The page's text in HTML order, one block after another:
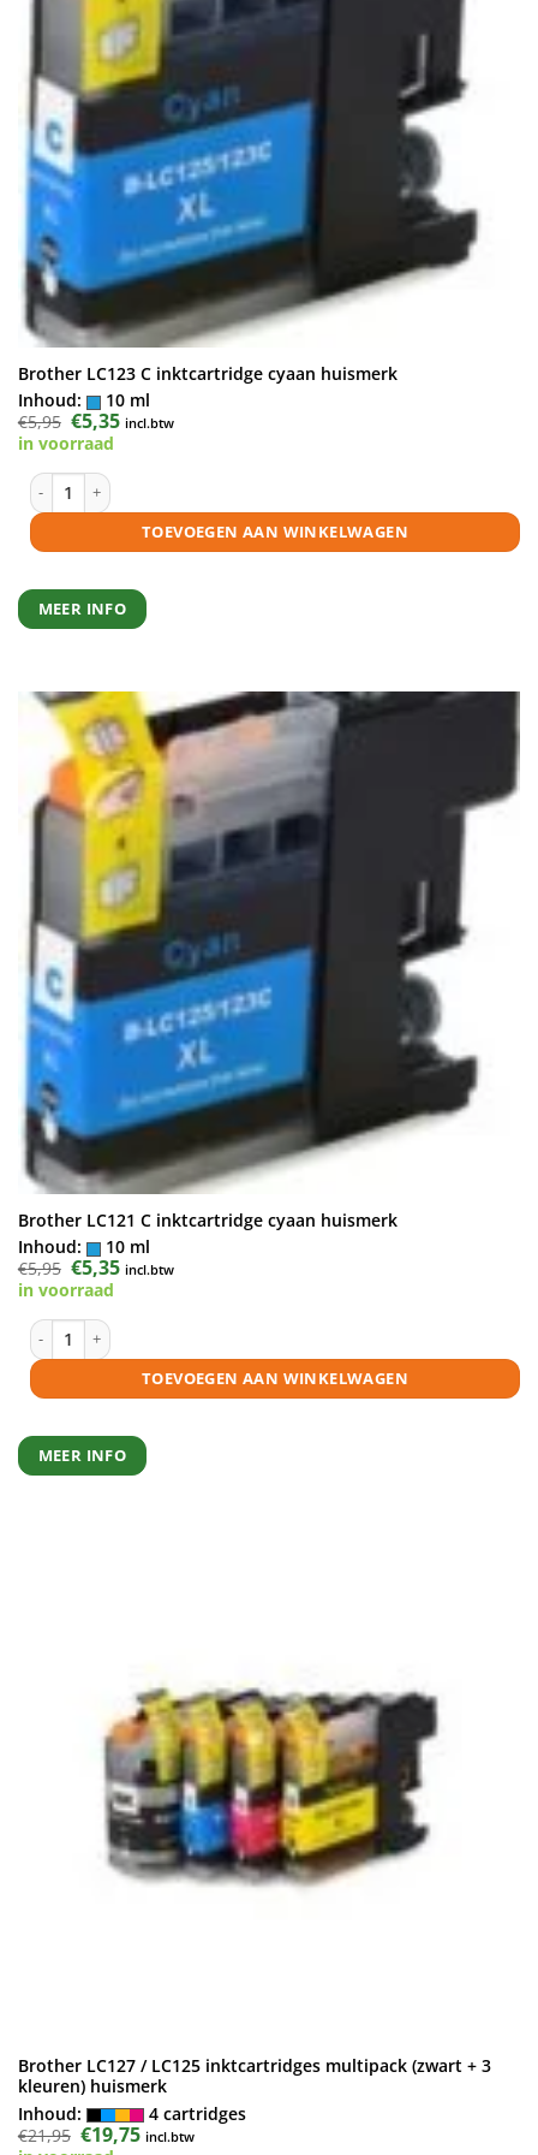
Brother LC123 C inktcartridge cyaan huismerk
Inhoud:
10 ml
€5,95 Oorspronkelijke
prijs
was:
€5,35Huidige
prijs
incl.btw
in voorraad
Brother LC123 C inktcartridge cyaan huismerk aantal
TOEVOEGEN AAN WINKELWAGEN
MEER INFO
Brother LC121 C inktcartridge cyaan huismerk
Inhoud:
10 ml
€5,95 Oorspronkelijke
prijs
was:
€5,35Huidige
prijs
incl.btw
in voorraad
Brother LC121 C inktcartridge cyaan huismerk aantal
TOEVOEGEN AAN WINKELWAGEN
MEER INFO
Brother LC127 / LC125 inktcartridges multipack (zwart + 3
kleuren) huismerk
Inhoud:
4 cartridges
€21,95 Oorspronkelijke
prijs
€19,75Huidige
prijs
incl.btw